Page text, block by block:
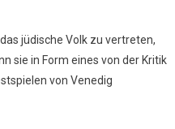
jüdische Volk zu vertreten,
sie in Form eines von der Kritik
von Venedig